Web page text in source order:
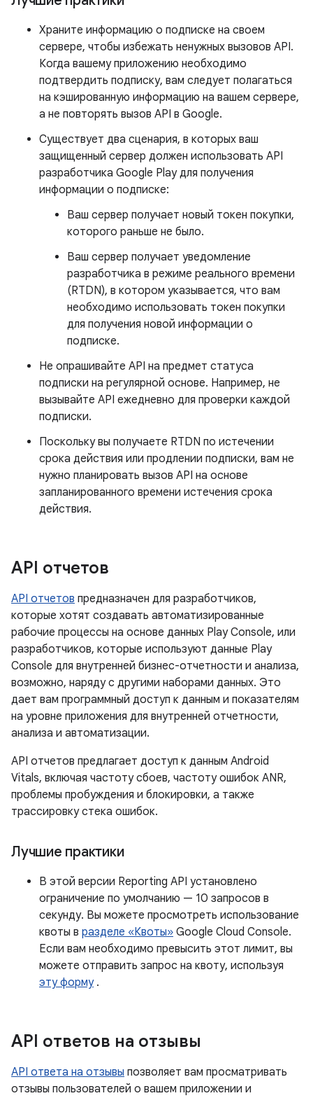
Храните информацию о подписке на своем
сервере, чтобы избежать ненужных вызовов API.
Когда вашему приложению необходимо
подтвердить подписку, вам следует полагаться
на кэшированную информацию на вашем сервере,
а не повторять вызов API в Google.
Существует два сценария, в которых ваш
защищенный сервер должен использовать API
разработчика Google Play для получения
информации о подписке:
Ваш сервер получает новый токен покупки,
которого раньше не было.
Ваш сервер получает уведомление
разработчика в режиме реального времени
(RTDN), в котором указывается, что вам
необходимо использовать токен покупки
для получения новой информации о
подписке.
Не опрашивайте API на предмет статуса
подписки на регулярной основе. Например, не
вызывайте API ежедневно для проверки каждой
подписки.
Поскольку вы получаете RTDN по истечении
срока действия или продлении подписки, вам не
нужно планировать вызов API на основе
запланированного времени истечения срока
действия.
API отчетов
API отчетов предназначен для разработчиков,
которые хотят создавать автоматизированные
рабочие процессы на основе данных Play Console, или
разработчиков, которые используют данные Play
Console для внутренней бизнес-отчетности и анализа,
возможно, наряду с другими наборами данных. Это
дает вам программный доступ к данным и показателям
на уровне приложения для внутренней отчетности,
анализа и автоматизации.
API отчетов предлагает доступ к данным Android
Vitals, включая частоту сбоев, частоту ошибок ANR,
проблемы пробуждения и блокировки, а также
трассировку стека ошибок.
Лучшие практики
В этой версии Reporting API установлено
ограничение по умолчанию — 10 запросов в
секунду. Вы можете просмотреть использование
квоты в разделе «Квоты» Google Cloud Console.
Если вам необходимо превысить этот лимит, вы
можете отправить запрос на квоту, используя
эту форму.
API ответов на отзывы
API ответа на отзывы позволяет вам просматривать
отзывы пользователей о вашем приложении и